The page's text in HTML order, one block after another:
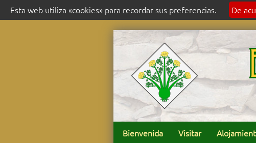
Esta web utiliza «cookies» para recordar sus preferencias. De
Bienvenida Visitar